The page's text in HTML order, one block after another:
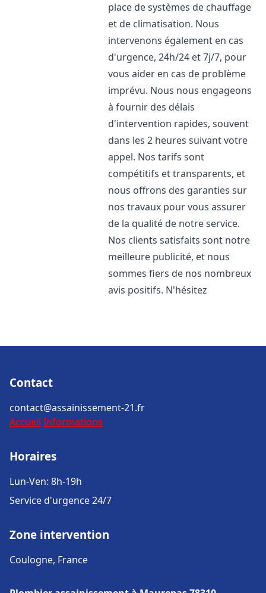
place de systèmes de chauffage
et de climatisation. Nous
intervenons également en cas
d'urgence, 24h/24 et 7j/7, pour
vous aider en cas de problème
imprévu. Nous nous engageons
à fournir des délais
d'intervention rapides, souvent
dans les 2 heures suivant votre
appel. Nos tarifs sont
compétitifs et transparents, et
nous offrons des garanties sur
nos travaux pour vous assurer
de la qualité de notre service.
Nos clients satisfaits sont notre
meilleure publicité, et nous
sommes fiers de nos nombreux
avis positifs. N'hésitez
Contact
contact@assainissement-21.fr
Accueil Informations
Horaires
Lun-Ven: 8h-19h
Service d'urgence 24/7
Zone intervention
Coulogne, France